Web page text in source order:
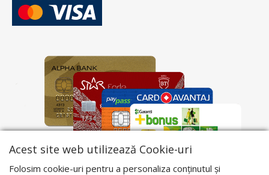
Acest site web utilizează Cookie-uri
Folosim cookie-uri pentru a personaliza conținutul și